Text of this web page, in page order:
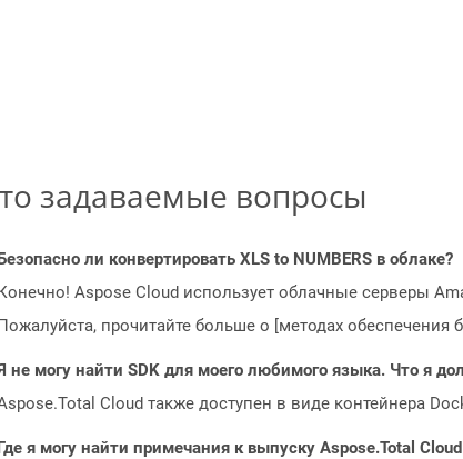
задаваемые вопросы
ли конвертировать XLS to NUMBERS в облаке?
Aspose Cloud использует облачные серверы
прочитайте больше о [методах
не могу найти SDK для моего любимого языка. Что я
Cloud также доступен в виде контейнера
я могу найти примечания к выпуску Aspose.Total